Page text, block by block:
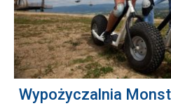
Wypożyczalnia